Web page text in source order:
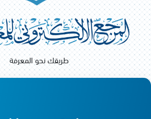
طريقك نحو المعرفة